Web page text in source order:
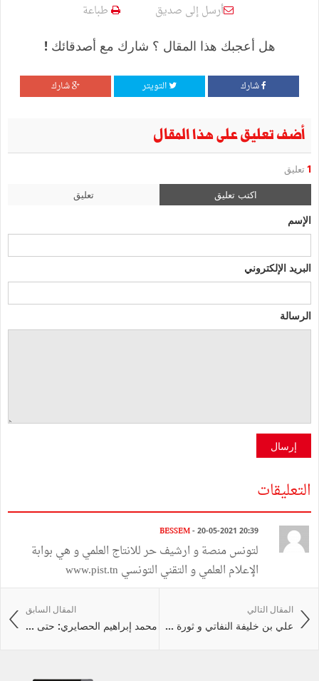
أرسل إلى صديق طباعة
هل أعجبك هذا المقال ؟ شارك مع أصدقائك !
شارك التويتر شارك
أضف تعليق على هذا المقال
1 تعليق
اكتب تعليق تعليق
الإسم
البريد الإلكتروني
الرسالة
إرسال
التعليقات
BESSEM- 20-05-2021 20:39
لتونس منصة و ارشيف حر للانتاج العلمي و هي بوابة
الإعلام العلمي و التقني التونسي www.pist.tn
المقال السابق
محمد إبراهيم الحصايري: حتى ...
المقال التالي
علي بن خليفة النفاتي و ثورة ...